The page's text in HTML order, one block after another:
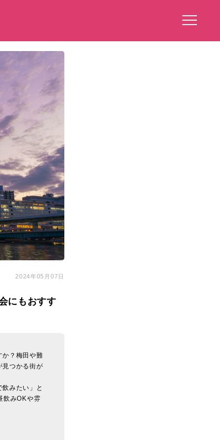
2024年05月07日
にもおすす
か？梅田や難
見つかる街が
みたい」と
飲みOKや雰